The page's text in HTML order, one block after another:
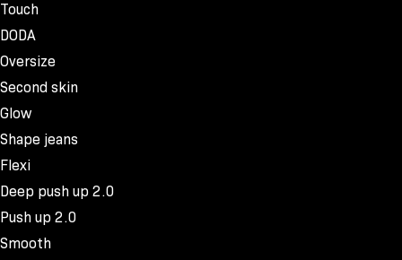
Touch
DODA
Oversize
Second skin
Glow
Shape jeans
Flexi
Deep push up 2.0
Push up 2.0
Smooth